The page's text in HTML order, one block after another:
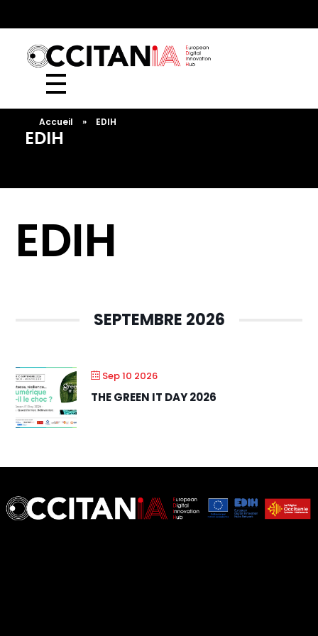
Accueil » EDIH
EDIH
EDIH
SEPTEMBRE 2026
Sep 10 2026
THE GREEN IT DAY 2026